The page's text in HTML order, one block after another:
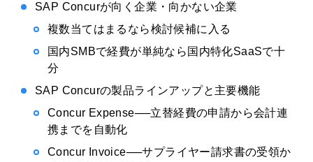
SAP Concurが向く企業・向かない企業
複数当てはまるなら検討候補に入る
国内SMBで経費が単純なら国内特化SaaSで十
分
SAP Concurの製品ラインアップと主要機能
Concur Expense──立替経費の申請から会計連
携までを自動化
Concur Invoice──サプライヤー請求書の受領か